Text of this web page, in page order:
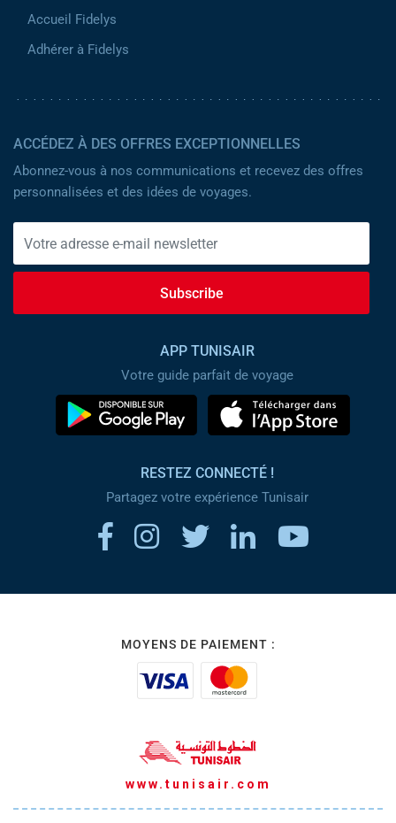
Accueil Fidelys
Adhérer à Fidelys
ACCÉDEZ À DES OFFRES EXCEPTIONNELLES
Abonnez-vous à nos communications et recevez des offres
personnalisées et des idées de voyages.
Subscribe
APP TUNISAIR
Votre guide parfait de voyage
RESTEZ CONNECTÉ !
Partagez votre expérience Tunisair
MOYENS DE PAIEMENT :
www.tunisair.com